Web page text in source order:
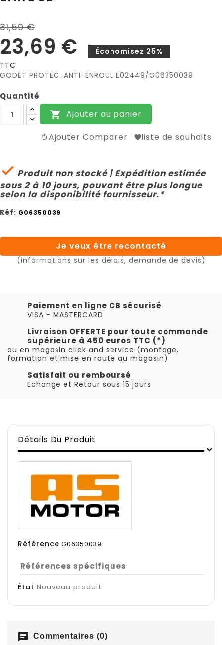
31,59 €
23,69 €
Économisez 25%
TTC
GODET PROTEC. ANTI-ENROUL E02449/G06350039
Quantité
 Ajouter au panier
Ajouter Comparer liste de souhaits
 Produit non stocké | Expédition estimée
sous 2 à 10 jours, pouvant être plus longue
selon la disponibilité fournisseur.*
Réf: G06350039
Je veux être recontacté
(informations sur les délais, demande de devis)
Paiement en ligne CB sécurisé
VISA - MASTERCARD
Livraison OFFERTE pour toute commande
supérieure à 450 euros TTC (*)
ou en magasin click and service (montage,
formation et mise en route au magasin)
Satisfait ou remboursé
Echange et Retour sous 15 jours
Détails Du Produit
Référence G06350039
Références spécifiques
État Nouveau produit
chat Commentaires (0)